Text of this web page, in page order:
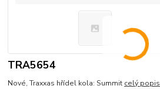
TRA5654
Nové, Traxxas hřídel kola: Summit celý popis